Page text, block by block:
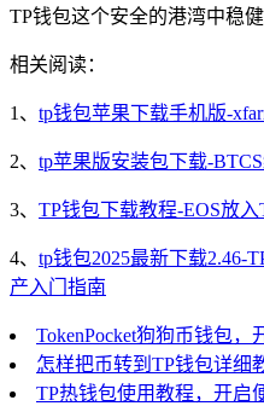
TP钱包这个安全的港湾中稳健
相关阅读：
1、 tp钱包苹果下载手机版-
2、 tp苹果版安装包下载-
3、 TP钱包下载教程-EOS放
4、 tp钱包2025最新下载2.46-
产入门指南
TokenPocket狗狗币钱包
怎样把币转到TP钱包详细
TP热钱包使用教程，开启